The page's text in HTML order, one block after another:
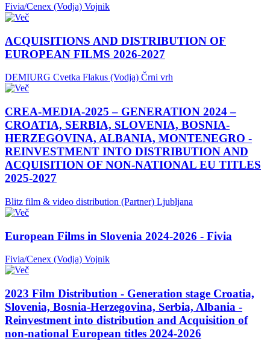
Fivia/Cenex (Vodja) Vojnik
ACQUISITIONS AND DISTRIBUTION OF
EUROPEAN FILMS 2026-2027
DEMIURG Cvetka Flakus (Vodja) Črni vrh
CREA-MEDIA-2025 – GENERATION 2024 –
CROATIA, SERBIA, SLOVENIA, BOSNIA-
HERZEGOVINA, ALBANIA, MONTENEGRO -
REINVESTMENT INTO DISTRIBUTION AND
ACQUISITION OF NON-NATIONAL EU TITLES
2025-2027
Blitz film & video distribution (Partner) Ljubljana
European Films in Slovenia 2024-2026 - Fivia
Fivia/Cenex (Vodja) Vojnik
2023 Film Distribution - Generation stage Croatia,
Slovenia, Bosnia-Herzegovina, Serbia, Albania -
Reinvestment into distribution and Acquisition of
non-national European titles 2024-2026